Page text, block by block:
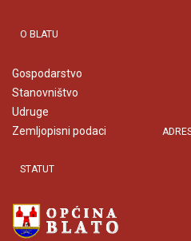
O BLATU
Gospodarstvo
Stanovništvo
Udruge
Zemljopisni podaci
STATUT